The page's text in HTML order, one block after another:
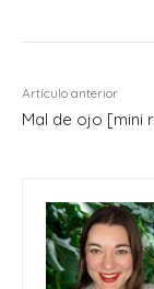
Artículo anterior
Mal de ojo [mini